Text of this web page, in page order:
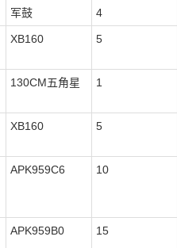
军鼓 4
XB160 5
130CM五角星 1
XB160 5
APK959C6 10
APK959B0 15